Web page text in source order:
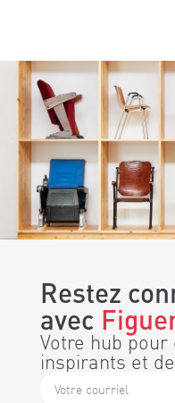
Restez
avec
Votre hub pour
inspirants et